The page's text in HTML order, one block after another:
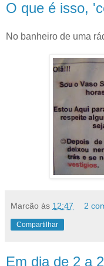
O que é isso,
No banheiro de uma
Marcão às 12:47 2
Compartilhar
Em dia de 2 a